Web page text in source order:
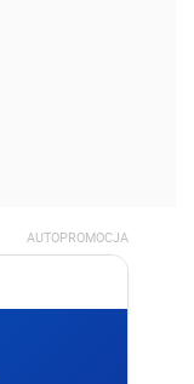
AUTOPROMOCJA